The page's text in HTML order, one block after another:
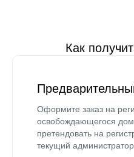
Как
Оформите заказ на
освобождающегося
претендовать на
текущий